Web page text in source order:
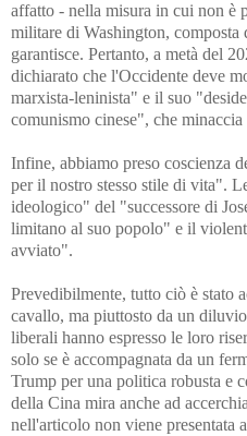
affatto - nella misura in cui non è
militare di Washington, composta
garantisce. Pertanto, a metà del
dichiarato che l'Occidente deve
marxista-leninista" e il suo
comunismo cinese", che
Infine, abbiamo preso coscienza
per il nostro stesso stile di vita".
ideologico" del "successore di
limitano al suo popolo" e il
avviato".
Prevedibilmente, tutto ciò è stato
cavallo, ma piuttosto da un
liberali hanno espresso le loro
solo se è accompagnata da un
Trump per una politica robusta e
della Cina mira anche ad
nell'articolo non viene presentata